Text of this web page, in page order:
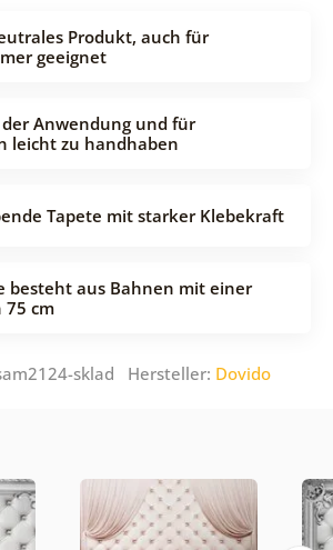
Produkt, auch für
geeignet
Anwendung und für
leicht zu handhaben
Tapete mit starker Klebekraft
besteht aus Bahnen mit einer
75 cm
sklad Hersteller: Dovido